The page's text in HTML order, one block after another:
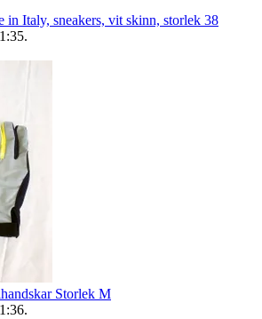
in Italy, sneakers, vit skinn, storlek 38
.
Storlek M
.